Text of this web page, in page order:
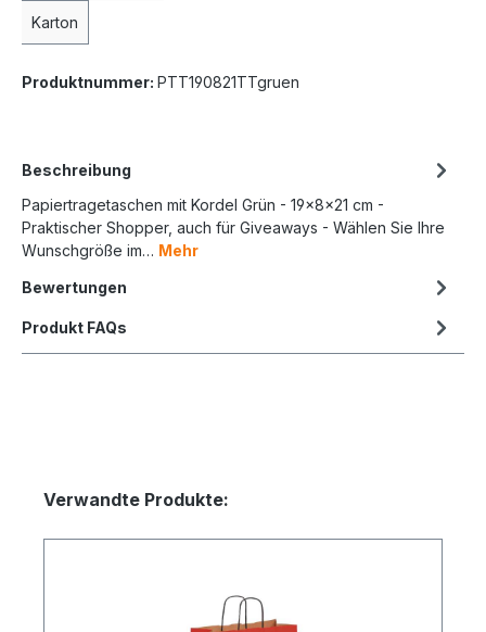
Karton
Produktnummer: PTT190821TTgruen
Beschreibung
Papiertragetaschen mit Kordel Grün - 19x8x21 cm -
Praktischer Shopper, auch für Giveaways - Wählen Sie Ihre
Wunschgröße im… Mehr
Bewertungen
Produkt FAQs
Verwandte Produkte: